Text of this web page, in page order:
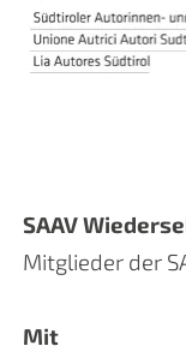
SAAV
Mitglieder der
Mit